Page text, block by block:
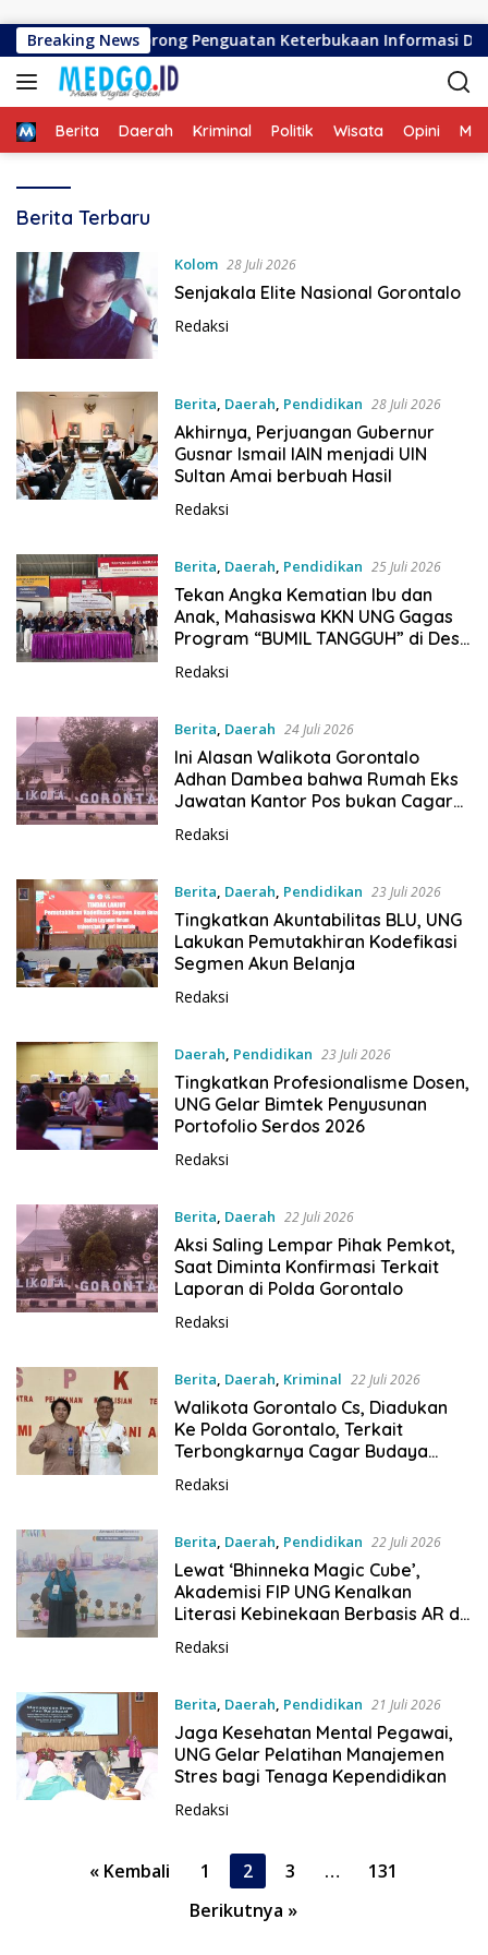
Breaking News
UNG Dorong Penguatan Keterbukaan Informasi Digital
HomeBerita Daerah Kriminal Politik Wisata Opini
E
D
G
O
I
Berita Terbaru
Kolom 28 Juli 2026
Senjakala Elite Nasional Gorontalo
Redaksi
Berita, Daerah, Pendidikan 28 Juli 2026
Akhirnya, Perjuangan Gubernur
Gusnar Ismail IAIN menjadi UIN
Sultan Amai berbuah Hasil
Redaksi
Berita, Daerah, Pendidikan 25 Juli 2026
Tekan Angka Kematian Ibu dan
Anak, Mahasiswa KKN UNG Gagas
Program “BUMIL TANGGUH” di Desa
Hutadaa
Redaksi
Berita, Daerah 24 Juli 2026
Ini Alasan Walikota Gorontalo
Adhan Dambea bahwa Rumah Eks
Jawatan Kantor Pos bukan Cagar
Budaya
Redaksi
Berita, Daerah, Pendidikan 23 Juli 2026
Tingkatkan Akuntabilitas BLU, UNG
Lakukan Pemutakhiran Kodefikasi
Segmen Akun Belanja
Redaksi
Daerah, Pendidikan 23 Juli 2026
Tingkatkan Profesionalisme Dosen,
UNG Gelar Bimtek Penyusunan
Portofolio Serdos 2026
Redaksi
Berita, Daerah 22 Juli 2026
Aksi Saling Lempar Pihak Pemkot,
Saat Diminta Konfirmasi Terkait
Laporan di Polda Gorontalo
Redaksi
Berita, Daerah, Kriminal 22 Juli 2026
Walikota Gorontalo Cs, Diadukan
Ke Polda Gorontalo, Terkait
Terbongkarnya Cagar Budaya
Rumah Jawatan Pos dan Telegraf
Yang Bersejarah
Redaksi
Berita, Daerah, Pendidikan 22 Juli 2026
Lewat ‘Bhinneka Magic Cube’,
Akademisi FIP UNG Kenalkan
Literasi Kebinekaan Berbasis AR di
Tingkat Global
Redaksi
Berita, Daerah, Pendidikan 21 Juli 2026
Jaga Kesehatan Mental Pegawai,
UNG Gelar Pelatihan Manajemen
Stres bagi Tenaga Kependidikan
Redaksi
« Kembali 1 2 3 …
131
Berikutnya »